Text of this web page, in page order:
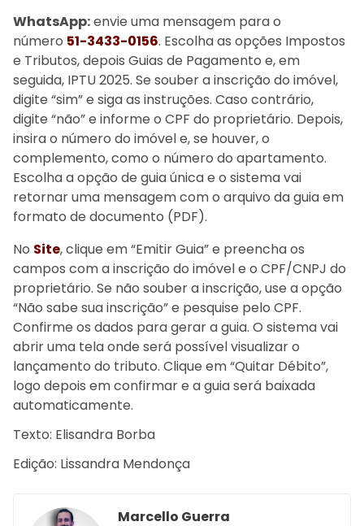
WhatsApp:envie uma mensagem para o
número 51-3433-0156. Escolha as opções Impostos
e Tributos, depois Guias de Pagamento e, em
seguida, IPTU 2025. Se souber a inscrição do imóvel,
digite “sim” e siga as instruções. Caso contrário,
digite “não” e informe o CPF do proprietário. Depois,
insira o número do imóvel e, se houver, o
complemento, como o número do apartamento.
Escolha a opção de guia única e o sistema vai
retornar uma mensagem com o arquivo da guia em
formato de documento (PDF).
No Site, clique em “Emitir Guia” e preencha os
campos com a inscrição do imóvel e o CPF/CNPJ do
proprietário. Se não souber a inscrição, use a opção
“Não sabe sua inscrição” e pesquise pelo CPF.
Confirme os dados para gerar a guia. O sistema vai
abrir uma tela onde será possível visualizar o
lançamento do tributo. Clique em “Quitar Débito”,
logo depois em confirmar e a guia será baixada
automaticamente.
Texto: Elisandra Borba
Edição: Lissandra Mendonça
Marcello Guerra